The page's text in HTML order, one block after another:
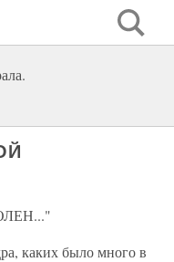
каких было много в